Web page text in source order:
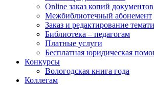
Online заказ копий документов
Межбиблиотечный абонемент
Заказ и редактирование
Библиотека – педагогам
Платные услуги
Бесплатная юридическая
Конкурсы
Вологодская книга года
Коллегам